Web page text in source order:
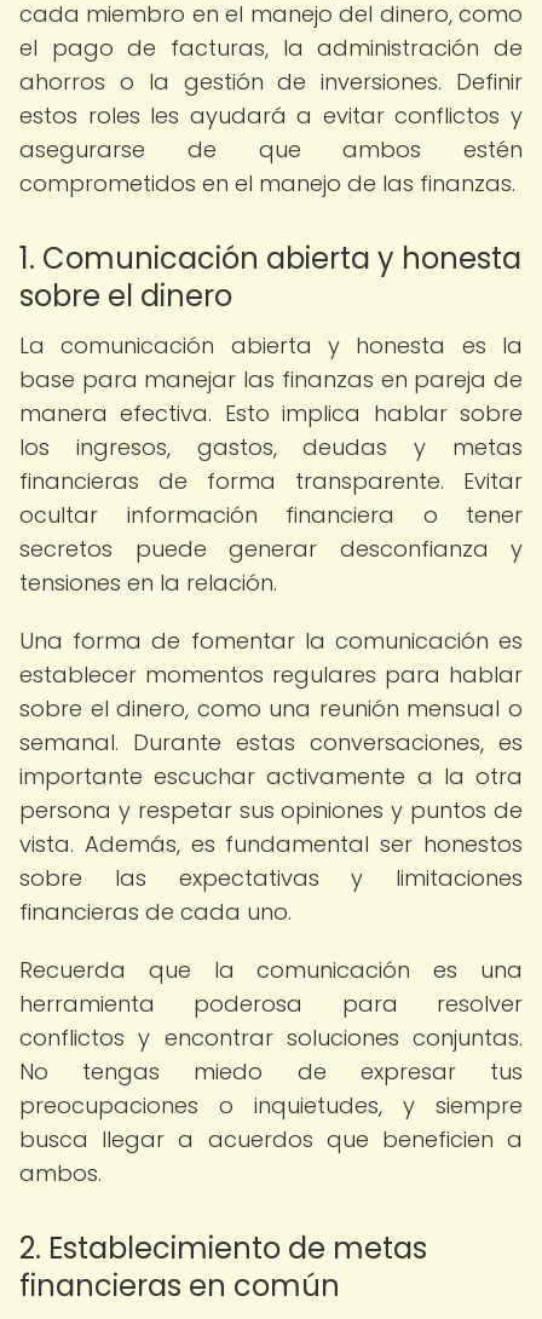
cada miembro en el manejo del dinero, como
el pago de facturas, la administración de
ahorros o la gestión de inversiones. Definir
estos roles les ayudará a evitar conflictos y
asegurarse de que ambos estén
comprometidos en el manejo de las finanzas.
1. Comunicación abierta y honesta
sobre el dinero
La comunicación abierta y honesta es la
base para manejar las finanzas en pareja de
manera efectiva. Esto implica hablar sobre
los ingresos, gastos, deudas y metas
financieras de forma transparente. Evitar
ocultar información financiera o tener
secretos puede generar desconfianza y
tensiones en la relación.
Una forma de fomentar la comunicación es
establecer momentos regulares para hablar
sobre el dinero, como una reunión mensual o
semanal. Durante estas conversaciones, es
importante escuchar activamente a la otra
persona y respetar sus opiniones y puntos de
vista. Además, es fundamental ser honestos
sobre las expectativas y limitaciones
financieras de cada uno.
Recuerda que la comunicación es una
herramienta poderosa para resolver
conflictos y encontrar soluciones conjuntas.
No tengas miedo de expresar tus
preocupaciones o inquietudes, y siempre
busca llegar a acuerdos que beneficien a
ambos.
2. Establecimiento de metas
financieras en común